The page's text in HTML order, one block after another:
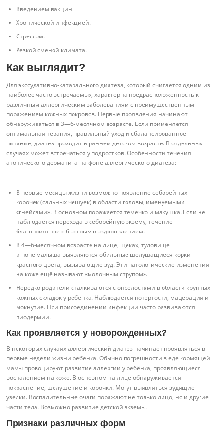
Введением вакцин.
Хронической инфекцией.
Стрессом.
Резкой сменой климата.
Как выглядит?
Для экссудативно-катарального диатеза, который считается одним из
наиболее часто встречаемых, характерна предрасположенность к
различным аллергическим заболеваниям с преимущественным
поражением кожных покровов. Первые проявления начинают
обнаруживаться в 3—6-месячном возрасте. Если применяется
оптимальная терапия, правильный уход и сбалансированное
питание, диатез проходит в раннем детском возрасте. В отдельных
случаях может встречаться у подростков. Особенности течения
атопического дерматита на фоне аллергического диатеза:
В первые месяцы жизни возможно появление себорейных
корочек (сальных чешуек) в области головы, именуемыми
«гнейсами». В основном поражается темечко и макушка. Если не
наблюдается перехода в себорейную экзему, течение
благоприятное с быстрым выздоровлением.
В 4—6-месячном возрасте на лице, щеках, туловище
и попе малыша выявляются обильные шелушащиеся корки
красного цвета, вызывающие зуд. Эти патологические изменения
на коже ещё называют «молочным струпом».
Нередко родители сталкиваются с опрелостями в области крупных
кожных складок у ребёнка. Наблюдается потёртости, мацерация и
мокнутие. При присоединении инфекции часто развиваются
пиодермии.
Как проявляется у новорожденных?
В некоторых случаях аллергический диатез начинает проявляться в
первые недели жизни ребёнка. Обычно погрешности в еде кормящей
мамы провоцируют развитие аллергии у ребёнка, проявляющиеся
воспалением на коже. В основном на лице обнаруживается
покраснение, шелушение и корочки. Могут выявляться зудящие
узелки. Воспалительные очаги поражают не только лицо, но и другие
части тела. Возможно развитие детской экземы.
Признаки различных форм